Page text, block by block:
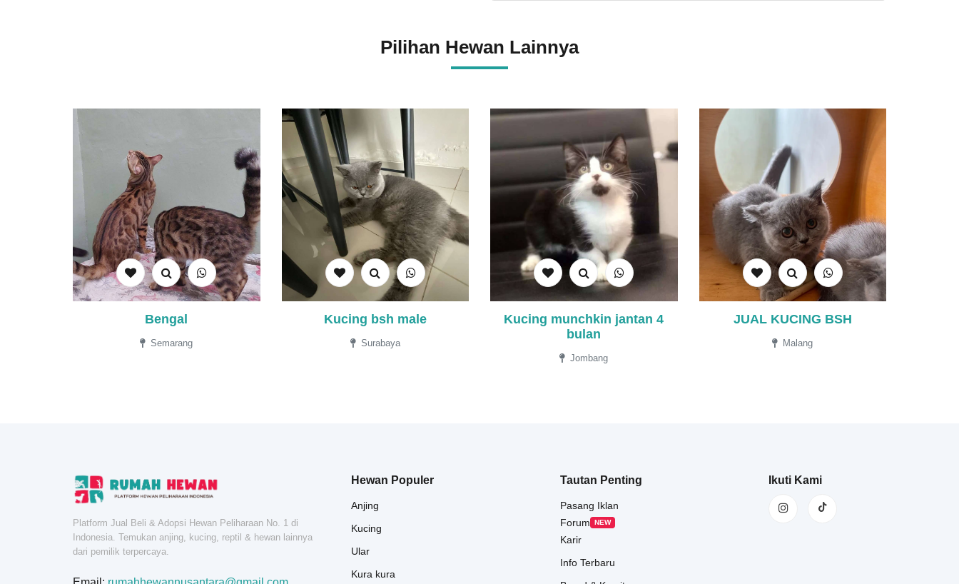
Pilihan Hewan Lainnya
Bengal
Semarang
Kucing bsh male
Surabaya
Kucing munchkin jantan 4
bulan
Jombang
JUAL KUCING BSH
Malang
Platform Jual Beli & Adopsi Hewan Peliharaan No. 1 di
Indonesia. Temukan anjing, kucing, reptil & hewan lainnya
dari pemilik terpercaya.
Hewan Populer
Anjing
Kucing
Ular
Kura kura
Tautan Penting
Pasang Iklan
Forum
NEW
Karir
Info Terbaru
Ikuti Kami